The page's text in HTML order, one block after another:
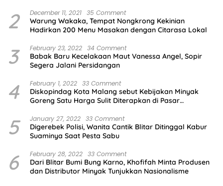
2 December 11, 2021 35 Comment
Warung Wakaka, Tempat Nongkrong Kekinian
Hadirkan 200 Menu Masakan dengan Citarasa Lokal
3 February 23, 2022 34 Comment
Babak Baru Kecelakaan Maut Vanessa Angel, Sopir
Segera Jalani Persidangan
4 February 1, 2022 33 Comment
Diskopindag Kota Malang sebut Kebijakan Minyak
Goreng Satu Harga Sulit Diterapkan di Pasar
5 January 27, 2022 33 Comment
Digerebek Polisi, Wanita Cantik Blitar Ditinggal Kabur
Suaminya Saat Pesta Sabu
6 February 28, 2022 33 Comment
Dari Blitar Bumi Bung Karno, Khofifah Minta Produsen
dan Distributor Minyak Tunjukkan Nasionalisme